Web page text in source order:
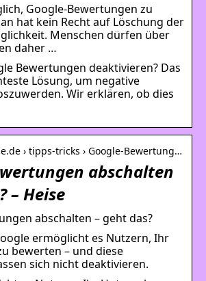
Google-Bewertungen zu
hat kein Recht auf Löschung der
Menschen dürfen über
daher …
Bewertungen deaktivieren? Das
Lösung, um negative
Wir erklären, ob dies
› tipps-tricks › Google-Bewertung…
abschalten
– Heise
abschalten – geht das?
ermöglicht es Nutzern, Ihr
bewerten – und diese
sich nicht deaktivieren.